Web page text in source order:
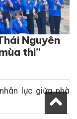
Nguyên
thi”
lực giữa nhà